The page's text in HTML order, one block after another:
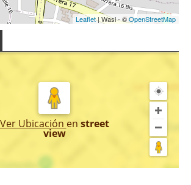
Leaflet| Wasi - ©OpenStreetMap
Ver Ubicación en street
view